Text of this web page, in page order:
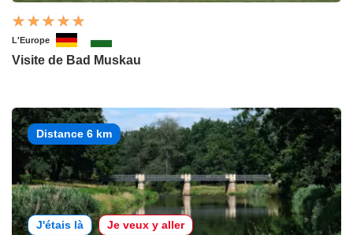
L'Europe
Visite de Bad Muskau
Distance 6 km
J'étais là Je veux y aller